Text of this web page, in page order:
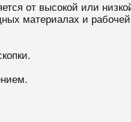
от высокой или
материалах и